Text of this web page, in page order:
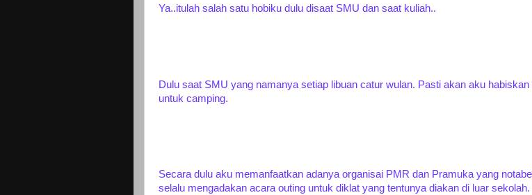
Ya..itulah salah satu hobiku dulu disaat SMU dan saat kuliah..
Dulu saat SMU yang namanya setiap libuan catur wulan. Pasti akan aku habiskan
untuk camping.
Secara dulu aku memanfaatkan adanya organisai PMR dan Pramuka yang
selalu mengadakan acara outing untuk diklat yang tentunya diakan di luar sekolah.